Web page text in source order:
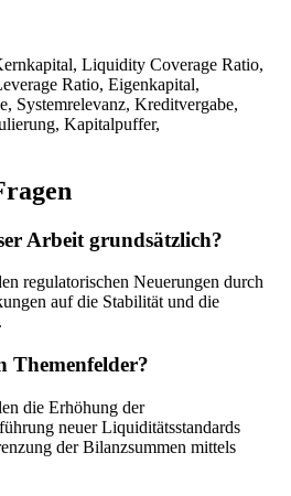
Liquidity Coverage Ratio,
Ratio, Eigenkapital,
Systemrelevanz, Kreditvergabe,
Kapitalpuffer,
Arbeit grundsätzlich?
regulatorischen Neuerungen durch
auf die Stabilität und die
Themenfelder?
die Erhöhung der
neuer Liquiditätsstandards
der Bilanzsummen mittels